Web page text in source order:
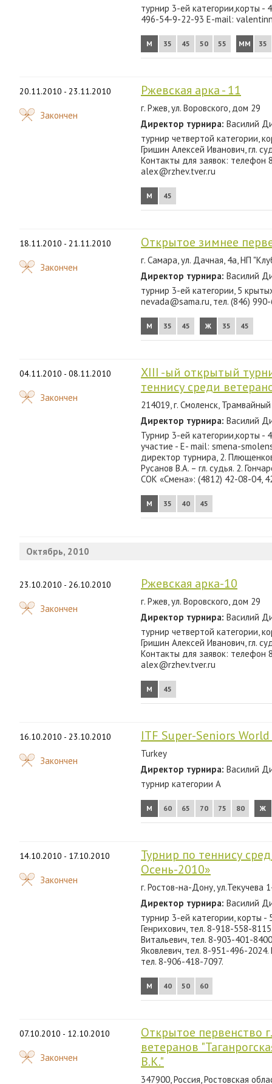
2008
2007
турнир 3-ей категории,корты -
496-54-9-22-93 E-mail:
М 35 45 50 55 ММ 35
20.11.2010 - 23.11.2010
Закончен
Ржевская арка - 11
г. Ржев, ул. Воровского, дом 29
Директор турнира: Василий
турнир четвертой категории,
Гришин Алексей Иванович, гл.
Контакты для заявок: телефон
alex@rzhev.tver.ru
М 45
18.11.2010 - 21.11.2010
Закончен
Открытое зимнее
г. Самара, ул. Дачная, 4а, НП
Директор турнира: Василий
турнир 3-ей категории, 5
nevada@sama.ru, тел. (846)
М 35 45 Ж 35 45
04.11.2010 - 08.11.2010
Закончен
XIII -ый открытый
теннису среди
214019, г. Смоленск,
Директор турнира: Василий
Турнир 3-ей категории,корты -
участие - E- mail: smena-
директор турнира, 2.
Русанов В.А. – гл. судья. 2.
СОК «Смена»: (4812) 42-08-04,
М 35 40 45
Октябрь, 2010
23.10.2010 - 26.10.2010
Закончен
Ржевская арка-10
г. Ржев, ул. Воровского, дом 29
Директор турнира: Василий
турнир четвертой категории,
Гришин Алексей Иванович, гл.
Контакты для заявок: телефон
alex@rzhev.tver.ru
М 45
16.10.2010 - 23.10.2010
Закончен
ITF Super-Seniors
Turkey
Директор турнира: Василий
турнир категории А
М 60 65 70 75 80 Ж
14.10.2010 - 17.10.2010
Закончен
Турнир по теннису
Осень-2010»
г. Ростов-на-Дону, ул.Текучева
Директор турнира: Василий
турнир 3-ей категории, корты -
Генрихович, тел. 8-918-558-
Витальевич, тел. 8-903-401-
Яковлевич, тел. 8-951-496-
тел. 8-906-418-7097.
М 40 50 60
07.10.2010 - 12.10.2010
Закончен
Открытое первенство
ветеранов
В.К."
347900, Россия, Ростовская